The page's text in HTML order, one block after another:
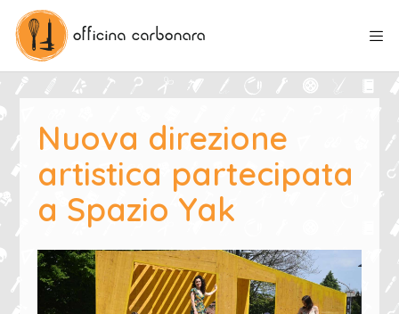
Nuova direzione
artistica partecipata
a Spazio Yak